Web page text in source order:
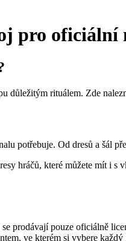
pro oficiální
důležitým rituálem. Zde
potřebuje. Od dresů a šál
hráčů, které můžete mít i
prodávají pouze oficiálně
ve kterém si vybere každý